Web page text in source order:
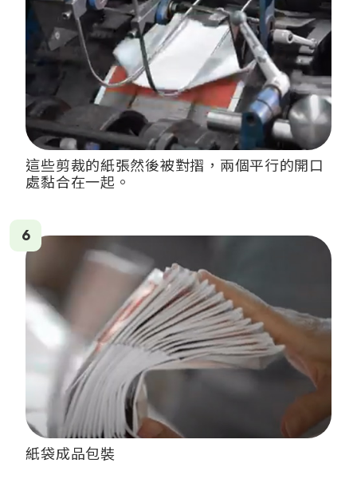
這些剪裁的紙張然後被對摺，兩個平行的開口
處黏合在一起。
6
紙袋成品包裝